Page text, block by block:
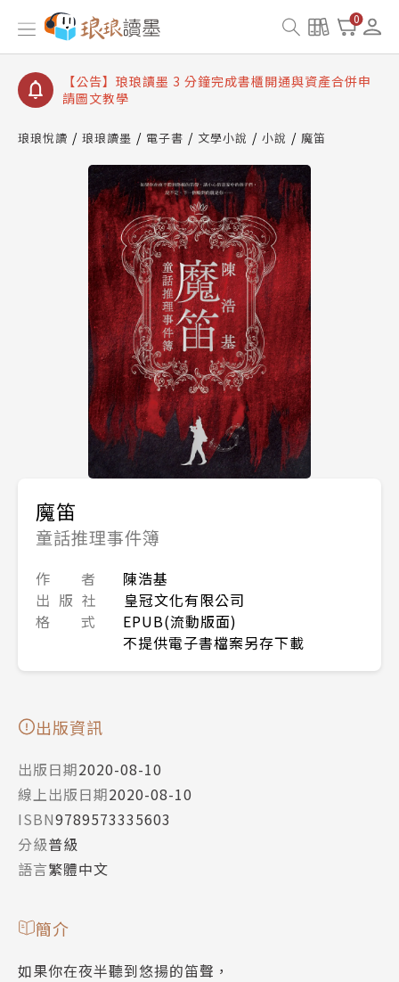
0
【公告】琅琅讀墨數位閱讀資產合併與書櫃開通申請
【公告】琅琅讀墨書櫃開通常見問題
【公告】琅琅讀墨 3 分鐘完成書櫃開通與資產合併申
請圖文教學
查詢
【公告】琅琅讀墨數位閱讀資產合併與書櫃開通申請
琅琅悅讀 琅琅讀墨 電子書 文學小說 小說 魔笛
魔笛
童話推理事件簿
作 者
陳浩基
出 版 社
皇冠文化有限公司
格 式
EPUB(流動版面)
不提供電子書檔案另存下載
出版資訊
出版日期2020-08-10
線上出版日期2020-08-10
ISBN9789573335603
分級普級
語言繁體中文
簡介
如果你在夜半聽到悠揚的笛聲，